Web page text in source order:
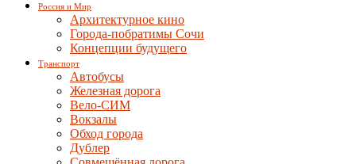
Россия и Мир
Архитектурное кино
Города-побратимы Сочи
Концепции будущего
Транспорт
Автобусы
Железная дорога
Вело-СИМ
Вокзалы
Обход города
Дублер